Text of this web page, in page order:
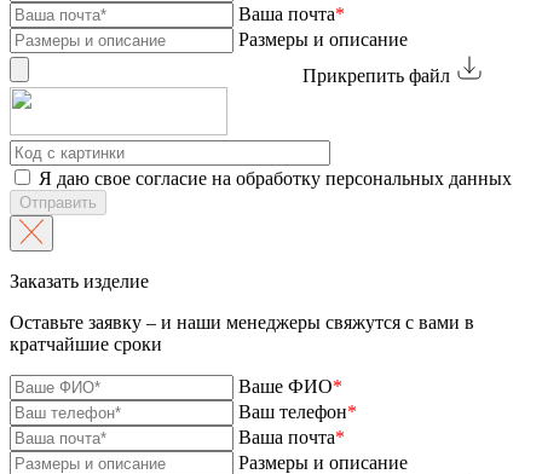
Ваша почта*
Размеры и описание
Прикрепить файл
Я даю свое согласие на обработку персональных данных
Отправить
Заказать изделие
Оставьте заявку – и наши менеджеры свяжутся с вами в
кратчайшие сроки
Ваше ФИО*
Ваш телефон*
Ваша почта*
Размеры и описание